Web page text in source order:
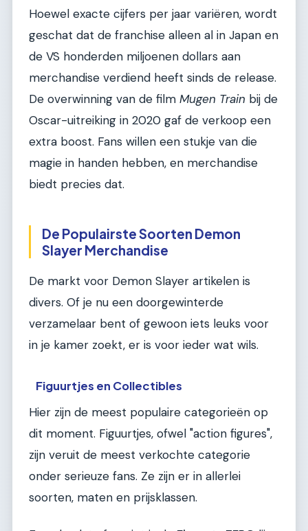
Hoewel exacte cijfers per jaar variëren, wordt
geschat dat de franchise alleen al in Japan en
de VS honderden miljoenen dollars aan
merchandise verdiend heeft sinds de release.
De overwinning van de film Mugen Train bij de
Oscar-uitreiking in 2020 gaf de verkoop een
extra boost. Fans willen een stukje van die
magie in handen hebben, en merchandise
biedt precies dat.
De Populairste Soorten Demon
Slayer Merchandise
De markt voor Demon Slayer artikelen is
divers. Of je nu een doorgewinterde
verzamelaar bent of gewoon iets leuks voor
in je kamer zoekt, er is voor ieder wat wils.
Figuurtjes en Collectibles
Hier zijn de meest populaire categorieën op
dit moment. Figuurtjes, ofwel "action figures",
zijn veruit de meest verkochte categorie
onder serieuze fans. Ze zijn er in allerlei
soorten, maten en prijsklassen.